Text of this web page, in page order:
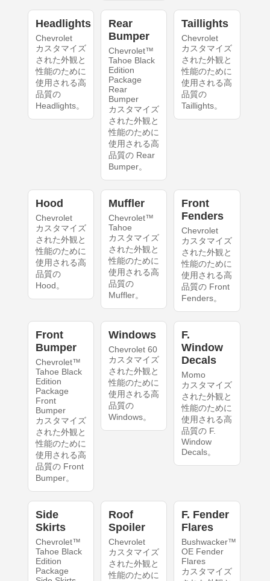
Headlights
Chevrolet
カスタマイズ
された外観と
性能のために
使用される高
品質の
Headlights。
Rear
Bumper
Chevrolet™
Tahoe Black
Edition
Package
Rear
Bumper
カスタマイズ
された外観と
性能のために
使用される高
品質の Rear
Bumper。
Taillights
Chevrolet
カスタマイズ
された外観と
性能のために
使用される高
品質の
Taillights。
Hood
Chevrolet
カスタマイズ
された外観と
性能のために
使用される高
品質の
Hood。
Muffler
Chevrolet™
Tahoe
カスタマイズ
された外観と
性能のために
使用される高
品質の
Muffler。
Front
Fenders
Chevrolet
カスタマイズ
された外観と
性能のために
使用される高
品質の Front
Fenders。
Front
Bumper
Chevrolet™
Tahoe Black
Edition
Package
Front
Bumper
カスタマイズ
された外観と
性能のために
使用される高
品質の Front
Bumper。
Windows
Chevrolet 60
カスタマイズ
された外観と
性能のために
使用される高
品質の
Windows。
F.
Window
Decals
Momo
カスタマイズ
された外観と
性能のために
使用される高
品質の F.
Window
Decals。
Side
Skirts
Chevrolet™
Tahoe Black
Edition
Package
Roof
Spoiler
Chevrolet
カスタマイズ
された外観と
性能のために
F. Fender
Flares
Bushwacker™
OE Fender
Flares
カスタマイズ